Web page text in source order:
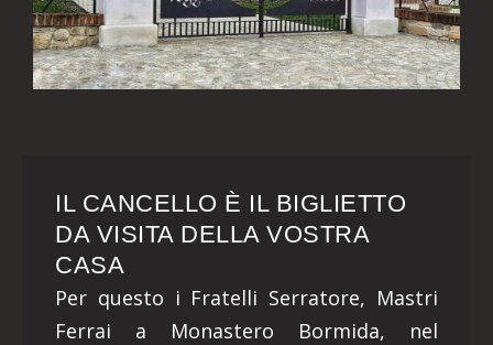
IL CANCELLO È IL BIGLIETTO
DA VISITA DELLA VOSTRA
CASA
Per questo i Fratelli Serratore, Mastri
Ferrai a Monastero Bormida, nel